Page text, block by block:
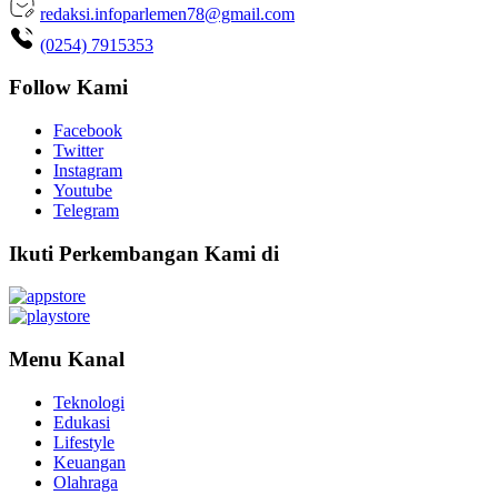
redaksi.infoparlemen78@gmail.com
(0254) 7915353
Follow Kami
Facebook
Twitter
Instagram
Youtube
Telegram
Ikuti Perkembangan Kami di
Menu Kanal
Teknologi
Edukasi
Lifestyle
Keuangan
Olahraga